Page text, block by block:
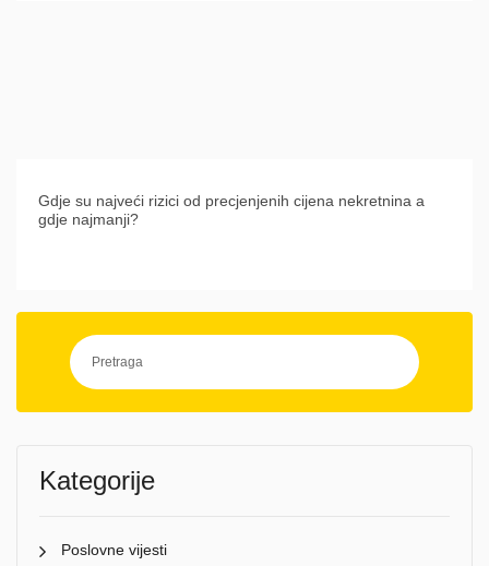
Gdje su najveći rizici od precjenjenih cijena nekretnina a
gdje najmanji?
Kategorije
Poslovne vijesti